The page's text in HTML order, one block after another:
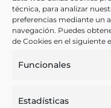
técnica, para analizar
preferencias mediante un
navegación. Puedes
de Cookies en el siguiente
Funcionales
Estadísticas
Martínez de
Valencia - 1826